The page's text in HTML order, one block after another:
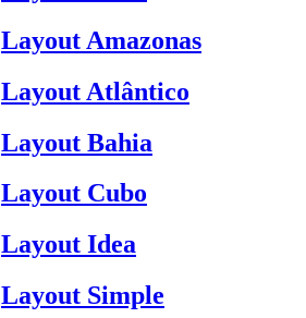
Layout Amazonas
Layout Atlântico
Layout Bahia
Layout Cubo
Layout Idea
Layout Simple